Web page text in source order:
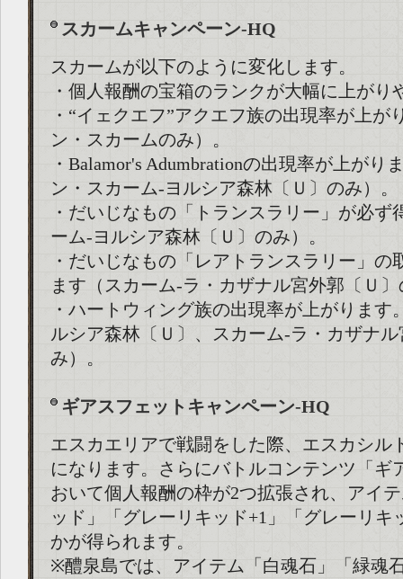
スカームキャンペーン-HQ
スカームが以下のように変化します。
・個人報酬の宝箱のランクが大幅に上がり
・“イェクエフ”アクエフ族の出現率が上が
ン・スカームのみ）。
・Balamor's Adumbrationの出現率が上がり
ン・スカーム-ヨルシア森林〔Ｕ〕のみ）。
・だいじなもの「トランスラリー」が必ず
ーム-ヨルシア森林〔Ｕ〕のみ）。
・だいじなもの「レアトランスラリー」の
ます（スカーム-ラ・カザナル宮外郭〔Ｕ
・ハートウィング族の出現率が上がります
ルシア森林〔Ｕ〕、スカーム-ラ・カザナ
み）。
ギアスフェットキャンペーン-HQ
エスカエリアで戦闘をした際、エスカシル
になります。さらにバトルコンテンツ「ギ
おいて個人報酬の枠が2つ拡張され、アイ
ッド」「グレーリキッド+1」「グレーリキ
かが得られます。
※醴泉島では、アイテム「白魂石」「緑魂